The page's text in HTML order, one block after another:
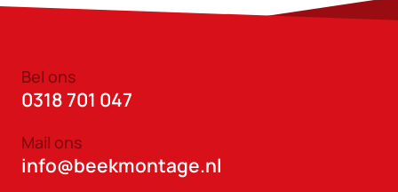
Bel ons
0318 701 047
Mail ons
info@beekmontage.nl